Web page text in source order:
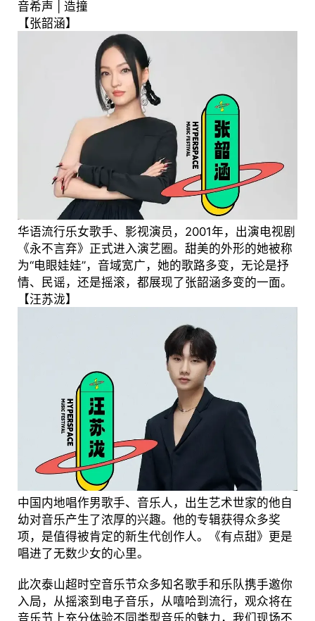
音希声 | 造撞
【张韶涵】
华语流行乐女歌手、影视演员，2001年，出演电视剧
《永不言弃》正式进入演艺圈。甜美的外形的她被称
为“电眼娃娃”，音域宽广，她的歌路多变，无论是抒
情、民谣，还是摇滚，都展现了张韶涵多变的一面。
【汪苏泷】
中国内地唱作男歌手、音乐人，出生艺术世家的他自
幼对音乐产生了浓厚的兴趣。他的专辑获得众多奖
项，是值得被肯定的新生代创作人。《有点甜》更是
唱进了无数少女的心里。
此次泰山超时空音乐节众多知名歌手和乐队携手邀你
入局，从摇滚到电子音乐，从嘻哈到流行，观众将在
音乐节上充分体验不同类型音乐的魅力，我们现场不